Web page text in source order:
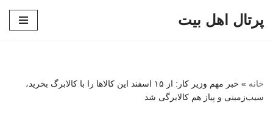
پرتال اهل بیت
خانه »
خبر مهم وزیر کار: از ۱۵ اسفند این کالاها را با کالابرگ بخرید،
سیب‌زمینی و پیاز هم کالابرگی شد